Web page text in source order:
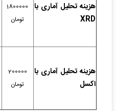
هزینه تحلیل آماری با
XRD
1800000
تومان
هزینه تحلیل آماری با
اکسل
200000
تومان